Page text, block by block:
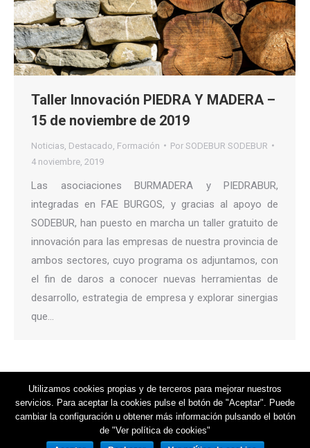
Taller Innovación PIEDRA Y MADERA –
15 de noviembre de 2019
Noticias Destacado Formación Por SODEBUR SODEBUR
4 noviembre, 2019
Las asociaciones BURMADERA y PIEDRABUR,
integradas en FAE BURGOS, y gracias al apoyo de
SODEBUR, han puesto en marcha un taller gratuito de
innovación para las empresas de nuestra provincia de
ambos sectores, cuyo programa os adjuntamos, con
el fin de daros a conocer nuevas herramientas de
desarrollo, estrategia de empresa y explorar sinergias
que…
Utilizamos cookies propias y de terceros para mejorar nuestros
servicios. Para aceptar la cookies pulse el botón de "Aceptar". Puede
cambiar la configuración u obtener más información pulsando el botón
de "Ver política de cookies"